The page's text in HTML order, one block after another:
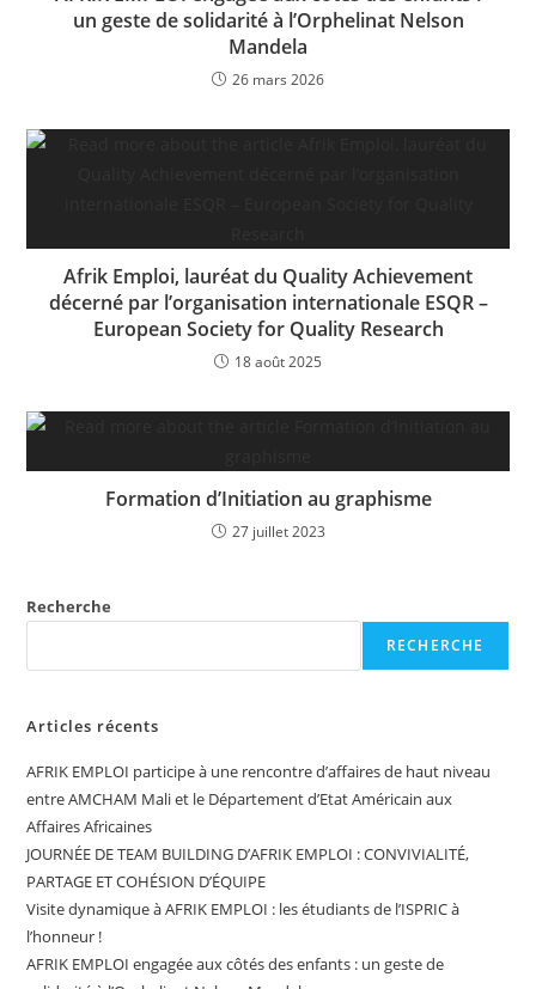
un geste de solidarité à l’Orphelinat Nelson
Mandela
26 mars 2026
Afrik Emploi, lauréat du Quality Achievement
décerné par l’organisation internationale ESQR –
European Society for Quality Research
18 août 2025
Formation d’Initiation au graphisme
27 juillet 2023
Recherche
RECHERCHE
Articles récents
AFRIK EMPLOI participe à une rencontre d’affaires de haut niveau
entre AMCHAM Mali et le Département d’Etat Américain aux
Affaires Africaines
JOURNÉE DE TEAM BUILDING D’AFRIK EMPLOI : CONVIVIALITÉ,
PARTAGE ET COHÉSION D’ÉQUIPE
Visite dynamique à AFRIK EMPLOI : les étudiants de l’ISPRIC à
l’honneur !
AFRIK EMPLOI engagée aux côtés des enfants : un geste de